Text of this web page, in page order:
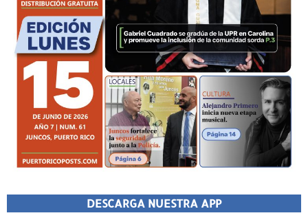
DESCARGA NUESTRA APP